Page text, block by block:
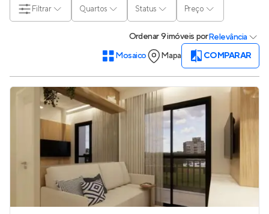
Quartos Status Preço
Filtrar
Ordenar9 imóveis porRelevância
Mosaico
Mapa COMPARAR